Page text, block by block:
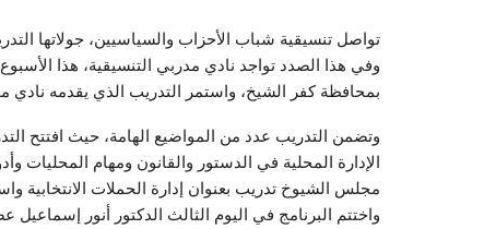
تواصل تنسيقية شباب الأحزاب والسياسيين، جولاتها
وفي هذا الصدد تواجد نادي مدربي التنسيقية، هذا
بمحافظة كفر الشيخ، واستمر التدريب الذي يقدمه نادي مدربي
وتضمن التدريب عدد من المواضيع الهامة، حيث افتتح
الإدارة المحلية في الدستور والقانون ومهام المحليات
مجلس الشيوخ تدريب بعنوان إدارة الحملات الانتخابية
واختتم البرنامج في اليوم الثالث الدكتور أنور